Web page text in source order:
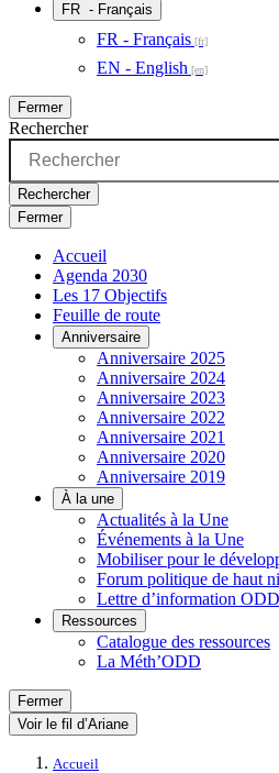
FR - Français
FR - Français
EN - English
Fermer
Rechercher
Rechercher
Fermer
Accueil
Agenda 2030
Les 17 Objectifs
Feuille de route
Anniversaire
Anniversaire 2025
Anniversaire 2024
Anniversaire 2023
Anniversaire 2022
Anniversaire 2021
Anniversaire 2020
Anniversaire 2019
À la une
Actualités à la Une
Événements à la Une
Mobiliser pour le
Forum politique de haut
Lettre d’information
Ressources
Catalogue des ressources
La Méth’ODD
Fermer
Voir le fil d’Ariane
Accueil